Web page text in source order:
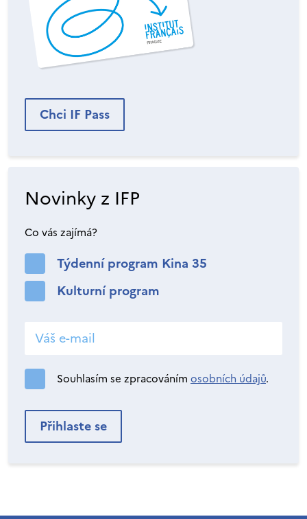
Chci IF Pass
Novinky z IFP
Co vás zajímá?
Týdenní program Kina 35
Kulturní program
Souhlasím se zpracováním osobních údajů.